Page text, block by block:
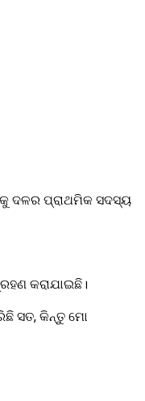
ଦଳର ପ୍ରାଥମିକ ସଦସ୍ୟ
କରାଯାଇଛି।
ସତ, କିନ୍ତୁ ମୋ